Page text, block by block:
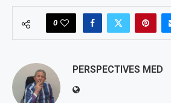
0
PERSPECTIVES MED